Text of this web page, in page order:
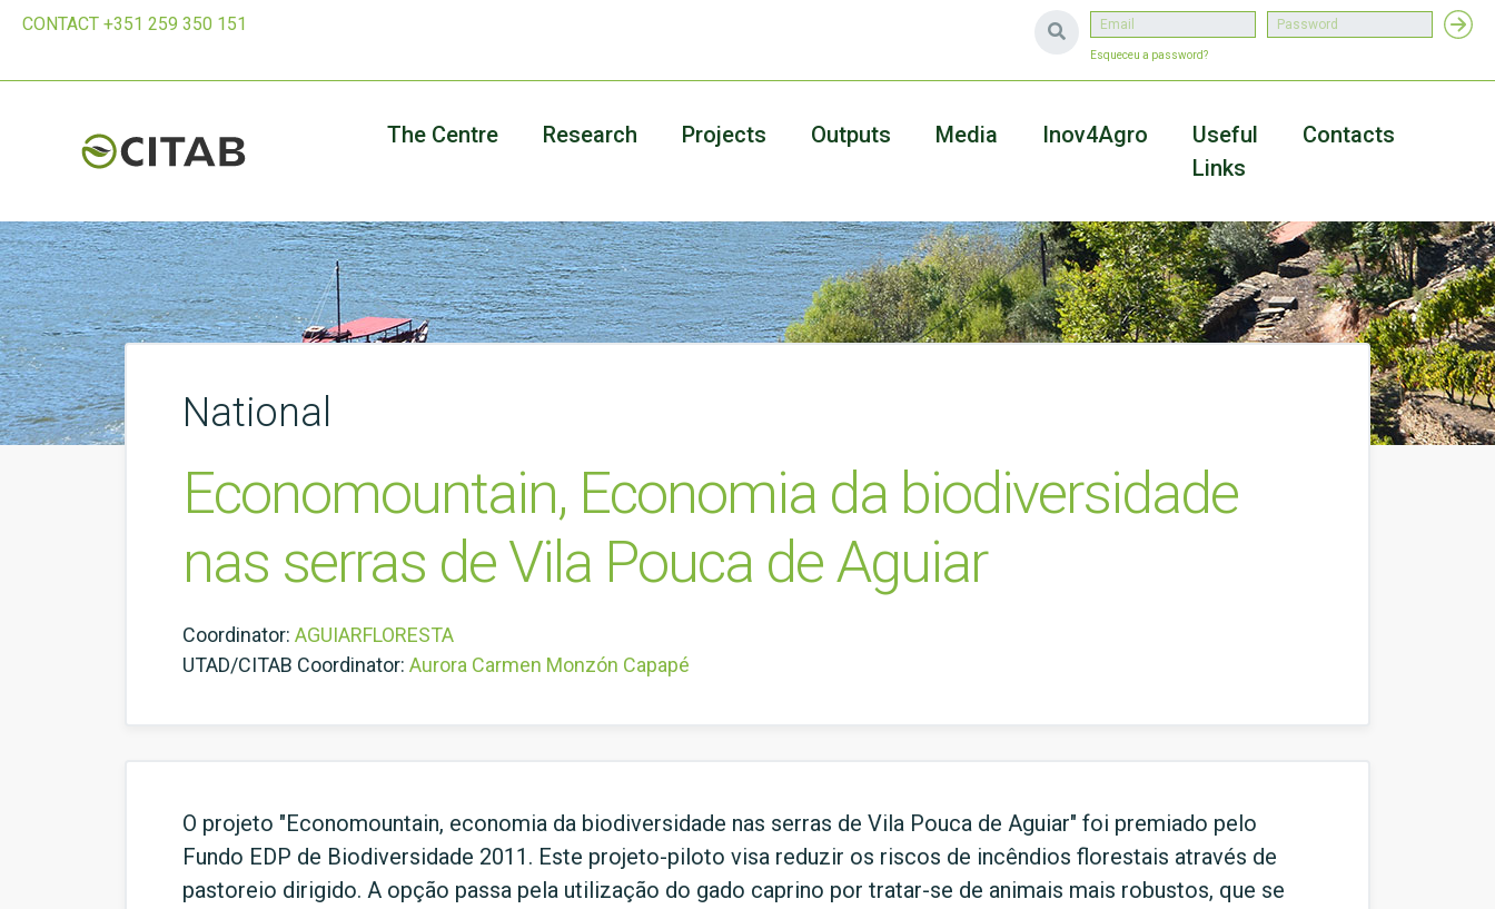
CONTACT +351 259 350 151
Esqueceu a password?
The Centre Research Projects Outputs Media Inov4Agro
Useful
Links
Contacts
National
Economountain, Economia da biodiversidade
nas serras de Vila Pouca de Aguiar
Coordinator: AGUIARFLORESTA
UTAD/CITAB Coordinator: Aurora Carmen Monzón Capapé
O projeto "Economountain, economia da biodiversidade nas serras de Vila Pouca de Aguiar" foi premiado pelo
Fundo EDP de Biodiversidade 2011. Este projeto-piloto visa reduzir os riscos de incêndios florestais através de
pastoreio dirigido. A opção passa pela utilização do gado caprino por tratar-se de animais mais robustos, que se